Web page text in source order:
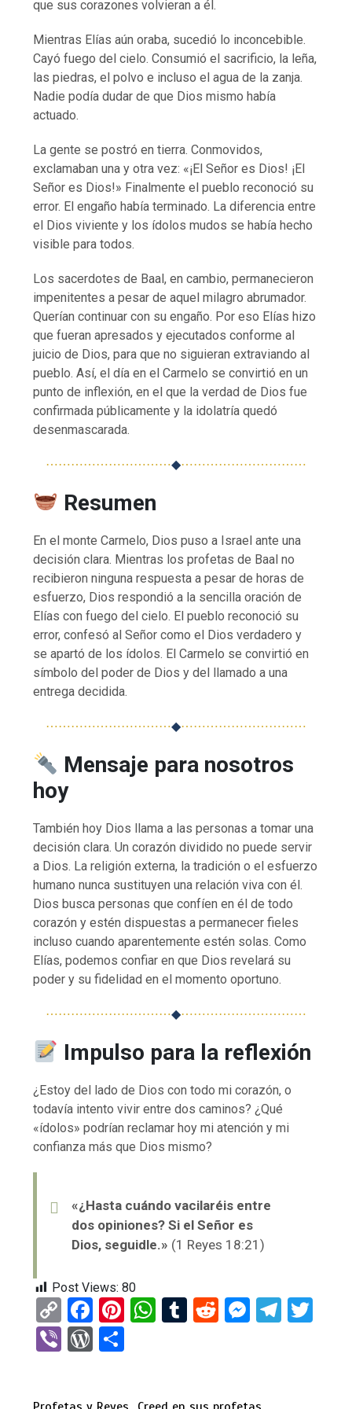
que sus corazones volvieran a él.
Mientras Elías aún oraba, sucedió lo inconcebible.
Cayó fuego del cielo. Consumió el sacrificio, la leña,
las piedras, el polvo e incluso el agua de la zanja.
Nadie podía dudar de que Dios mismo había
actuado.
La gente se postró en tierra. Conmovidos,
exclamaban una y otra vez: «¡El Señor es Dios! ¡El
Señor es Dios!» Finalmente el pueblo reconoció su
error. El engaño había terminado. La diferencia entre
el Dios viviente y los ídolos mudos se había hecho
visible para todos.
Los sacerdotes de Baal, en cambio, permanecieron
impenitentes a pesar de aquel milagro abrumador.
Querían continuar con su engaño. Por eso Elías hizo
que fueran apresados y ejecutados conforme al
juicio de Dios, para que no siguieran extraviando al
pueblo. Así, el día en el Carmelo se convirtió en un
punto de inflexión, en el que la verdad de Dios fue
confirmada públicamente y la idolatría quedó
desenmascarada.
⋯⋯⋯⋯⋯⋯⋯⋯⋯⋯◆⋯⋯⋯⋯⋯⋯⋯⋯⋯⋯
Resumen
En el monte Carmelo, Dios puso a Israel ante una
decisión clara. Mientras los profetas de Baal no
recibieron ninguna respuesta a pesar de horas de
esfuerzo, Dios respondió a la sencilla oración de
Elías con fuego del cielo. El pueblo reconoció su
error, confesó al Señor como el Dios verdadero y
se apartó de los ídolos. El Carmelo se convirtió en
símbolo del poder de Dios y del llamado a una
entrega decidida.
⋯⋯⋯⋯⋯⋯⋯⋯⋯⋯◆⋯⋯⋯⋯⋯⋯⋯⋯⋯⋯
Mensaje para nosotros
hoy
También hoy Dios llama a las personas a tomar una
decisión clara. Un corazón dividido no puede servir
a Dios. La religión externa, la tradición o el esfuerzo
humano nunca sustituyen una relación viva con él.
Dios busca personas que confíen en él de todo
corazón y estén dispuestas a permanecer fieles
incluso cuando aparentemente estén solas. Como
Elías, podemos confiar en que Dios revelará su
poder y su fidelidad en el momento oportuno.
⋯⋯⋯⋯⋯⋯⋯⋯⋯⋯◆⋯⋯⋯⋯⋯⋯⋯⋯⋯⋯
Impulso para la reflexión
¿Estoy del lado de Dios con todo mi corazón, o
todavía intento vivir entre dos caminos? ¿Qué
«ídolos» podrían reclamar hoy mi atención y mi
confianza más que Dios mismo?
«¿Hasta cuándo vacilaréis entre
dos opiniones? Si el Señor es
Dios, seguidle.» (1 Reyes 18:21)
Post Views: 80
C
o
py
F
a
ce
Pi W T
R
M T
Vi W